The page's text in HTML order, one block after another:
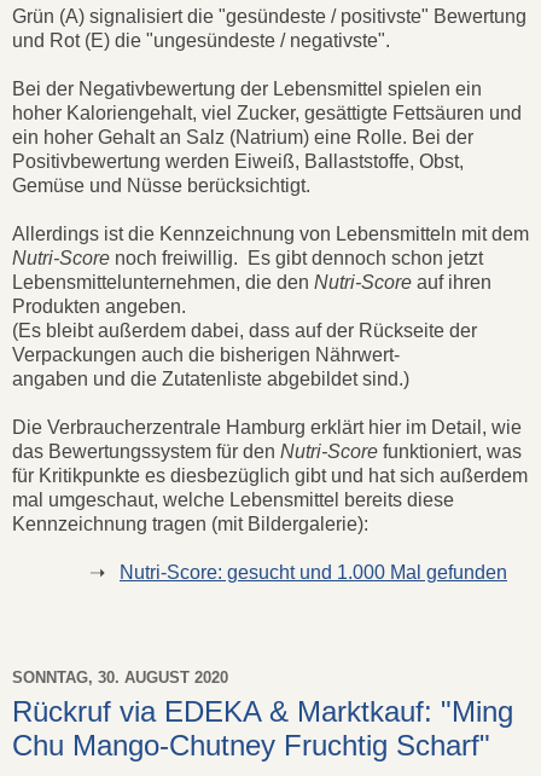
Grün (A) signalisiert die "gesündeste / positivste" Bewertung
und Rot (E) die "ungesündeste / negativste".
Bei der Negativbewertung der Lebensmittel spielen ein
hoher Kaloriengehalt, viel Zucker, gesättigte Fettsäuren und
ein hoher Gehalt an Salz (Natrium) eine Rolle. Bei der
Positivbewertung werden Eiweiß, Ballaststoffe, Obst,
Gemüse und Nüsse berücksichtigt.
Allerdings ist die Kennzeichnung von Lebensmitteln mit dem
Nutri-Score noch freiwillig. Es gibt dennoch schon jetzt
Lebensmittelunternehmen, die den Nutri-Score auf ihren
Produkten angeben.
(Es bleibt außerdem dabei, dass auf der Rückseite der
Verpackungen auch die bisherigen Nährwert-
angaben und die Zutatenliste abgebildet sind.)
Die Verbraucherzentrale Hamburg erklärt hier im Detail, wie
das Bewertungssystem für den Nutri-Score funktioniert, was
für Kritikpunkte es diesbezüglich gibt und hat sich außerdem
mal umgeschaut, welche Lebensmittel bereits diese
Kennzeichnung tragen (mit Bildergalerie):
➝ Nutri-Score: gesucht und 1.000 Mal gefunden
SONNTAG, 30. AUGUST 2020
Rückruf via EDEKA & Marktkauf: "Ming
Chu Mango-Chutney Fruchtig Scharf"